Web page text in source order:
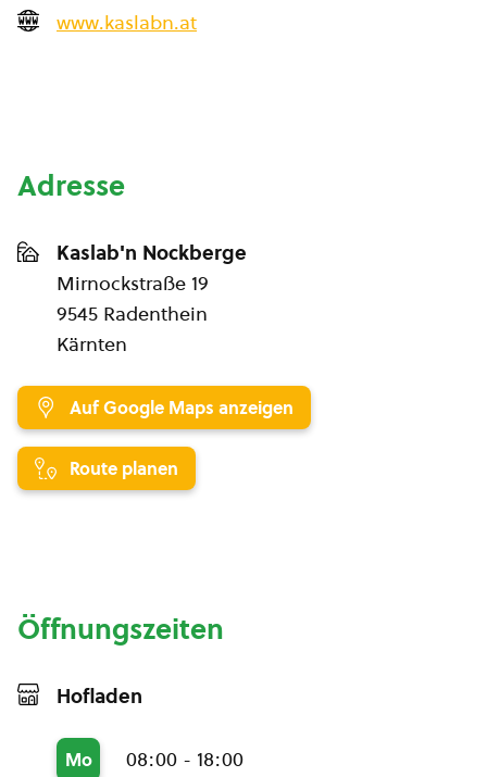
www.kaslabn.at
Adresse
Kaslab'n Nockberge
Mirnockstraße 19
9545 Radenthein
Kärnten
Auf Google Maps anzeigen
Route planen
Öffnungszeiten
Hofladen
Mo 08:00 - 18:00